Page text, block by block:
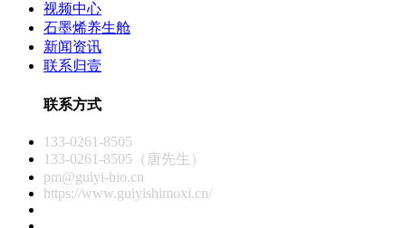
视频中心
石墨烯养生舱
新闻资讯
联系归壹
联系方式
133-0261-8505
133-0261-8505（唐先生）
pm@guiyi-bio.cn
https://www.guiyishimoxi.cn/